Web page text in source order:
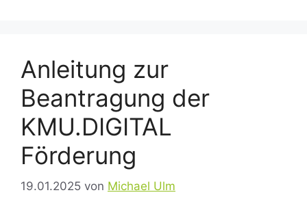
Anleitung zur
Beantragung der
KMU.DIGITAL
Förderung
19.01.2025 von Michael Ulm